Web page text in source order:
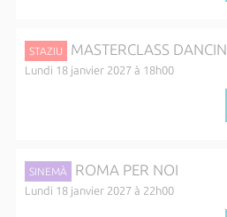
STAZIU MASTERCLASS
Lundi 18 janvier 2027 à 18h00
SINEMÀ ROMA PER NOI
Lundi 18 janvier 2027 à 22h00